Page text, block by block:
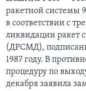
ракетной системы
в соответствии с
ликвидации ракет
(ДРСМД),
1987 году. В
процедуру по
декабря заявила